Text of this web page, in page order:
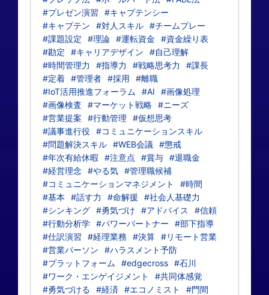
#プレゼン演習
#キャプテンシー
#キャプテン
#対人スキル #チームプレー
#課題設定
#理論 #運転資金
#資金繰り表
#勘定
#キャリアデザイン
#自己理解
#時間管理力
#指導力 #戦略思考力
#課長
#定着 #管理者 #採用
#離職
#IoT活用推進フォーラム
#AI
#画像処理
#画像検査
#マーケット戦略 #ニーズ
#営業提案
#行動管理
#仮想思考
#議事進行役 #コミュニケーションスキル
#問題解決スキル #WEB会議
#懲戒
#年次有給休暇
#注意点 #賞与 #退職金
#経営理念 #やる気 #管理職候補
#コミュニケーションマネジメント
#時間
#基本
#話す力 #命解援
#社会人基礎力
#シンキング #勇気づけ #アドバイス
#信頼
#行動分析学 #パワーパートナー
#部下指導
#仕訳演習
#経理業務 #決算 #リモート営業
#営業パーソン
#ハラスメント予防
#プラットフォーム
#edgecross #石川
#ワーク・エンゲイジメント
#共同体感覚
#勇気づける
#経済 #エコノミスト
#門間